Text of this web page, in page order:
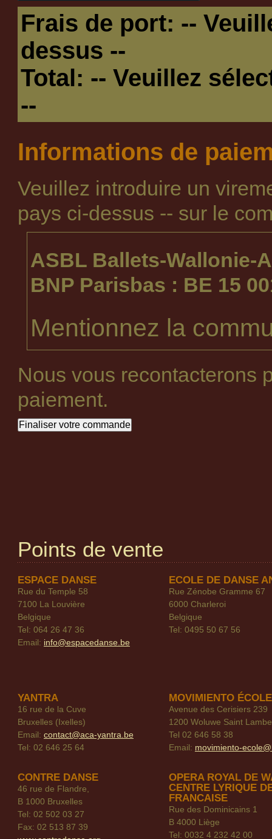
Frais de port: --
dessus --
Total: -- Veuillez
--
Informations de
Veuillez introduire un
pays ci-dessus -- sur le
ASBL Ballets-Wallonie-
BNP Parisbas : BE 15
Mentionnez la
Nous vous recontacterons
paiement.
Points de vente
ESPACE DANSE
Rue du Temple 58
7100 La Louvière
Belgique
Tel: 064 26 47 36
Email: info@espacedanse.be
ECOLE DE DANSE
Rue Zénobe Gramme 67
6000 Charleroi
Belgique
Tel: 0495 50 67 56
YANTRA
16 rue de la Cuve
Bruxelles (Ixelles)
Email: contact@aca-yantra.be
Tel: 02 646 25 64
MOVIMIENTO
Avenue des Cerisiers 239
1200 Woluwe Saint
Tel 02 646 58 38
Email: movimiento-
CONTRE DANSE
46 rue de Flandre,
B 1000 Bruxelles
Tel: 02 502 03 27
Fax: 02 513 87 39
OPERA ROYAL DE
CENTRE LYRIQUE
FRANCAISE
Rue des Dominicains 1
B 4000 Liège
Tel: 0032 4 232 42 00